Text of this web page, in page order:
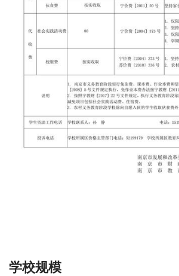
学校规模